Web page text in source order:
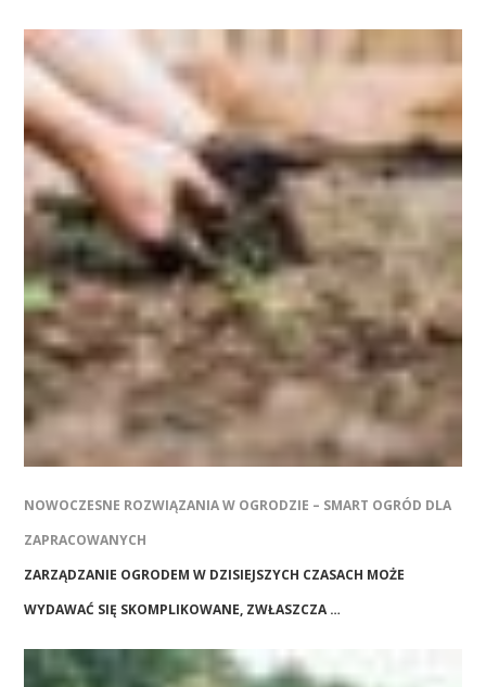
NOWOCZESNE ROZWIĄZANIA W OGRODZIE – SMART OGRÓD DLA
ZAPRACOWANYCH
ZARZĄDZANIE OGRODEM W DZISIEJSZYCH CZASACH MOŻE
WYDAWAĆ SIĘ SKOMPLIKOWANE, ZWŁASZCZA …